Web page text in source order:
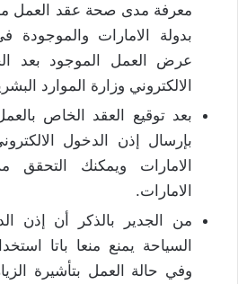
معرفة مدى صحة عقد العمل
بدولة الامارات
الالكتروني وزارة الموارد
بعد توقيع العقد الخاص
بإرسال إذن الدخول
الامارات ويمكنك
الامارات.
من الجدير بالذكر أن إذن
السياحة يمنع منعا باتا
وفي حالة العمل بتأشيرة